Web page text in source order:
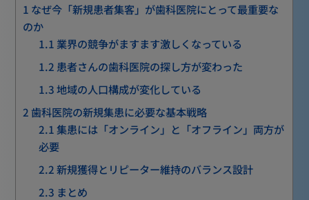
1 なぜ今「新規患者集客」が歯科医院にとって最重要な
のか
1.1 業界の競争がますます激しくなっている
1.2 患者さんの歯科医院の探し方が変わった
1.3地域の人口構成が変化している
2歯科医院の新規集患に必要な基本戦略
2.1集患には「オンライン」と「オフライン」両方が
必要
2.2新規獲得とリピーター維持のバランス設計
2.3 まとめ